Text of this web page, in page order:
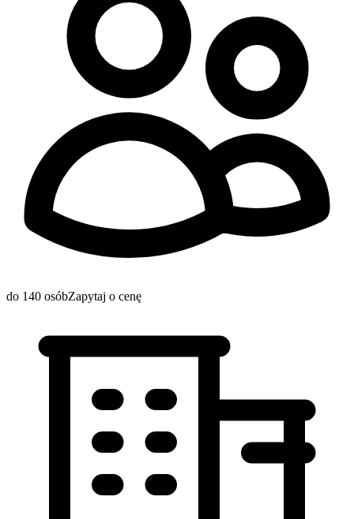
do 140 osóbZapytaj o cenę